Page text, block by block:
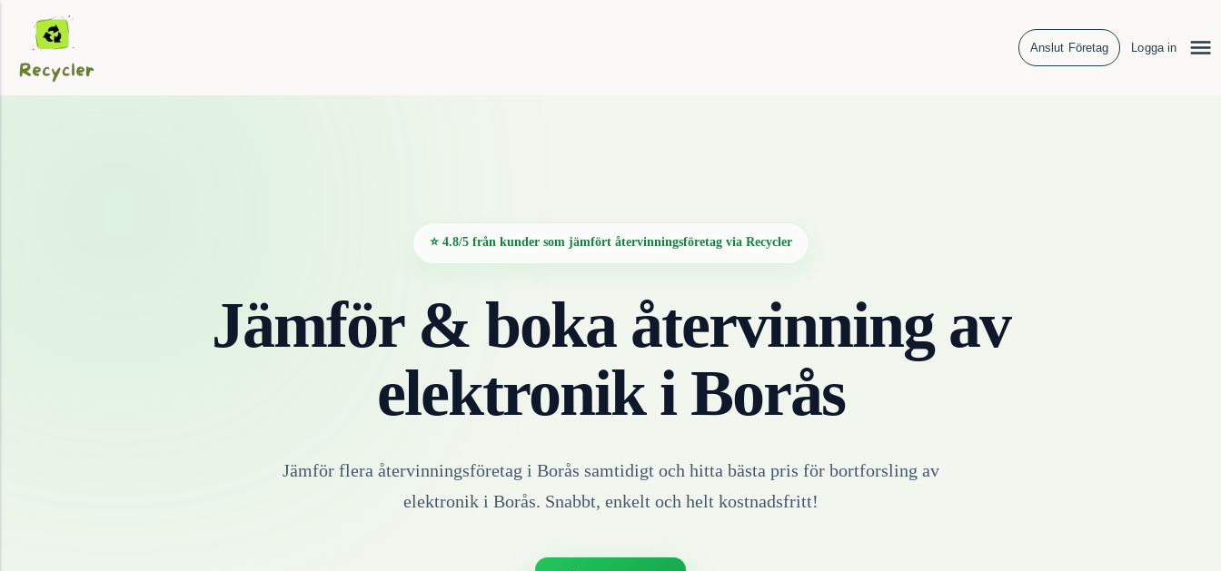
Anslut Företag Logga in
⭐ 4.8/5 från kunder som jämfört återvinningsföretag via Recycler
Jämför & boka återvinning av
elektroniki Borås
Jämför flera återvinningsföretag i Borås samtidigt och hitta bästa pris för bortforsling av
elektroniki Borås. Snabbt, enkelt och helt kostnadsfritt!